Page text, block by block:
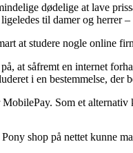
dødelige at lave
til damer og herrer
at studere nogle online
at såfremt en internet
i en bestemmelse, der
Som et
shop på nettet kunne